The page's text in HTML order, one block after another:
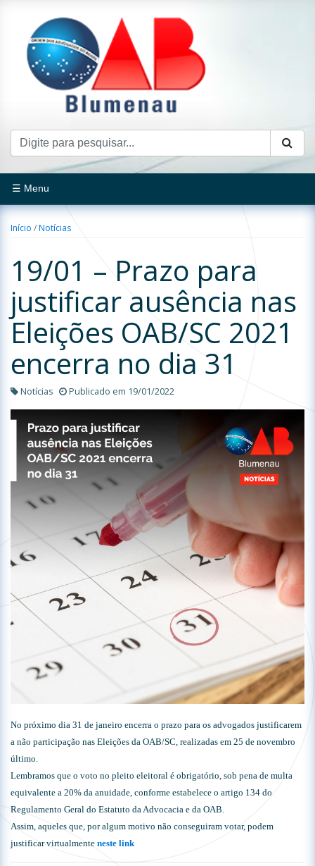
☰ Menu
Início /Notícias
19/01 – Prazo para
justificar ausência nas
Eleições OAB/SC 2021
encerra no dia 31
Notícias Publicado em 19/01/2022
No próximo dia 31 de janeiro encerra o prazo para os advogados justificarem
a não participação nas Eleições da OAB/SC, realizadas em 25 de novembro
último.
Lembramos que o voto no pleito eleitoral é obrigatório, sob pena de multa
equivalente a 20% da anuidade, conforme estabelece o artigo 134 do
Regulamento Geral do Estatuto da Advocacia e da OAB.
Assim, aqueles que, por algum motivo não conseguiram votar, podem
justificar virtualmente neste link